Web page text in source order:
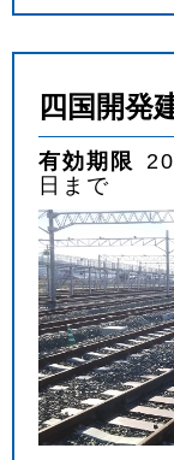
四国開発
有効期限
日まで